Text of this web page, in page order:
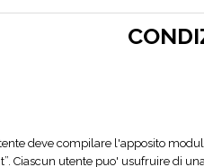
deve compilare l'apposito
Ciascun utente puo' usufruire di